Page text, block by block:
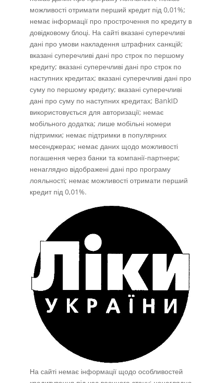
можливості отримати перший кредит під 0,01%;
немає інформації про прострочення по кредиту в
довідковому блоці. На сайті вказані суперечливі
дані про умови накладення штрафних санкцій;
вказані суперечливі дані про строк по першому
кредиту; вказані суперечливі дані про строк по
наступних кредитах; вказані суперечливі дані про
суму по першому кредиту; вказані суперечливі
дані про суму по наступних кредитах; BankID
використовується для авторизації; немає
мобільного додатка; лише мобільні номери
підтримки; немає підтримки в популярних
месенджерах; немає даних щодо можливості
погашення через банки та компанії-партнери;
ненаглядно відображені дані про програму
лояльності; немає можливості отримати перший
кредит під 0,01%.
На сайті немає інформації щодо особливостей